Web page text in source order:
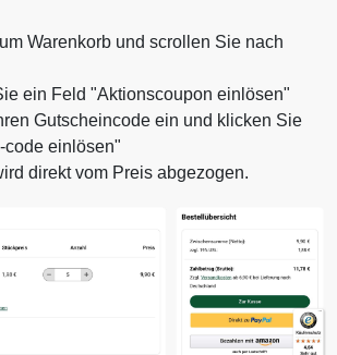
Warenkorb und scrollen Sie nach
ein Feld "Aktionscoupon einlösen"
Gutscheincode ein und klicken Sie
code einlösen"
direkt vom Preis abgezogen.